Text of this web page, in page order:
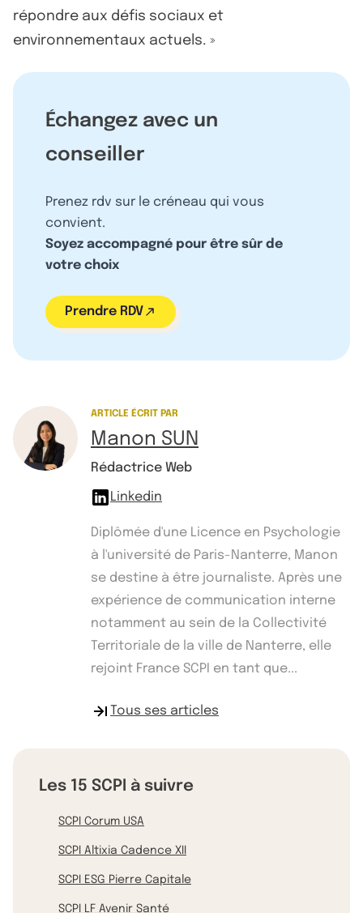
répondre aux défis sociaux et
environnementaux actuels. »
Échangez avec un
conseiller
Prenez rdv sur le créneau qui vous
convient.
Soyez accompagné pour être sûr de
votre choix
Prendre RDV
ARTICLE ÉCRIT PAR
Manon SUN
Rédactrice Web
Linkedin
Diplômée d'une Licence en Psychologie
à l'université de Paris-Nanterre, Manon
se destine à être journaliste. Après une
expérience de communication interne
notamment au sein de la Collectivité
Territoriale de la ville de Nanterre, elle
rejoint France SCPI en tant que...
Tous ses articles
Les 15 SCPI à suivre
SCPI Corum USA
SCPI Altixia Cadence XII
SCPI ESG Pierre Capitale
SCPI LF Avenir Santé